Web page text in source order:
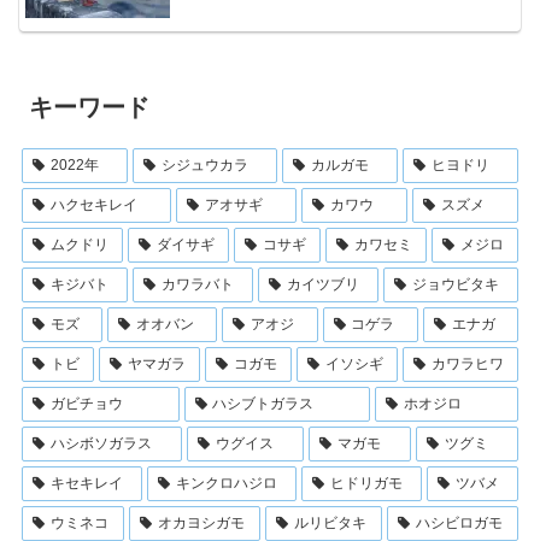
キーワード
2022年 シジュウカラ カルガモ ヒヨドリ
ハクセキレイ アオサギ カワウ スズメ
ムクドリ ダイサギ コサギ カワセミ メジロ
キジバト カワラバト カイツブリ ジョウビタキ
モズ オオバン アオジ コゲラ エナガ
トビ ヤマガラ コガモ イソシギ カワラヒワ
ガビチョウ ハシブトガラス ホオジロ
ハシボソガラス ウグイス マガモ ツグミ
キセキレイ キンクロハジロ ヒドリガモ ツバメ
ウミネコ オカヨシガモ ルリビタキ ハシビロガモ